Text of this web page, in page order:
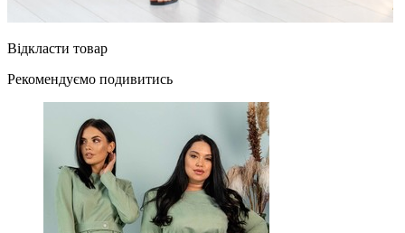
Відкласти товар
Рекомендуємо подивитись